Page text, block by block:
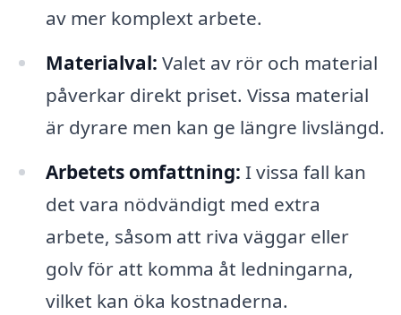
av mer komplext arbete.
Materialval: Valet av rör och material
påverkar direkt priset. Vissa material
är dyrare men kan ge längre livslängd.
Arbetets omfattning: I vissa fall kan
det vara nödvändigt med extra
arbete, såsom att riva väggar eller
golv för att komma åt ledningarna,
vilket kan öka kostnaderna.